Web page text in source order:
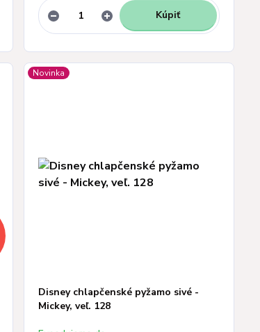
Kúpiť
Novinka
Disney chlapčenské pyžamo sivé -
Mickey, veľ. 128